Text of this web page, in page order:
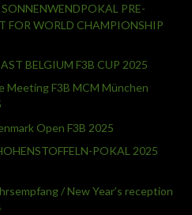
PRE-
FOR WORLD CHAMPIONSHIP
BELGIUM F3B CUP 2025
Meeting F3B MCM München
Open F3B 2025
POKAL 2025
/ New Year’s reception